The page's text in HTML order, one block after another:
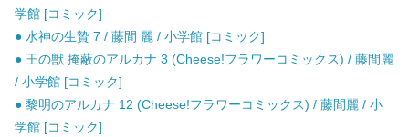
学館 [コミック]
● 水神の生贄 7 / 藤間 麗 / 小学館 [コミック]
● 王の獣 掩蔽のアルカナ 3 (Cheese!フラワーコミックス) / 藤間麗
/ 小学館 [コミック]
● 黎明のアルカナ 12 (Cheese!フラワーコミックス) / 藤間麗 / 小
学館 [コミック]